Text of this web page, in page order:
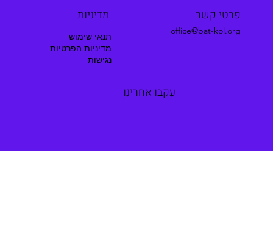
עקבו אחרינו
פרטי קשר
office@bat-kol.org
מדיניות
תנאי שימוש
מדיניות הפרטיות
נגישות